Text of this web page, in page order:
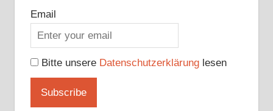
Email
Bitte unsere Datenschutzerklärunglesen